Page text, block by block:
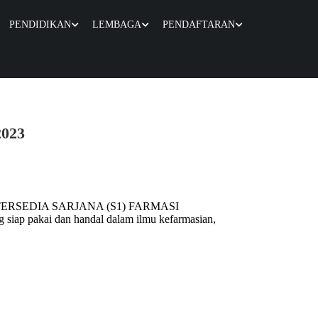
PENDIDIKAN LEMBAGA PENDAFTARAN
SARJANA (S1) FARMASI
pakai dan handal dalam ilmu kefarmasian,